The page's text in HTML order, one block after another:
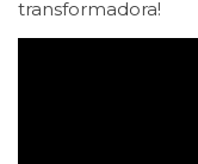
transformadora!